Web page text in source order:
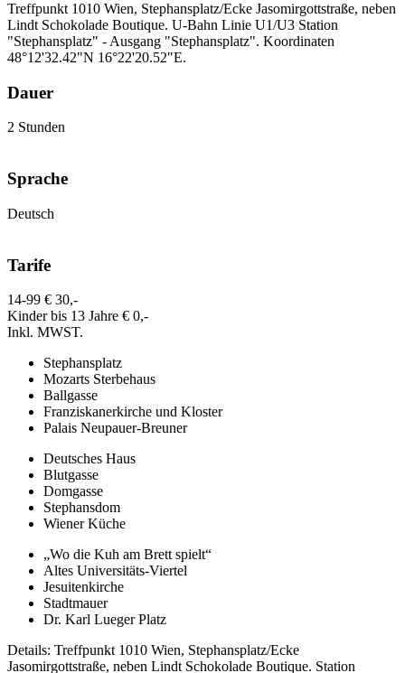
Treffpunkt 1010 Wien, Stephansplatz/Ecke Jasomirgottstraße, neben
Lindt Schokolade Boutique. U-Bahn Linie U1/U3 Station
"Stephansplatz" - Ausgang "Stephansplatz". Koordinaten
48°12'32.42"N 16°22'20.52"E.
Dauer
2 Stunden
Sprache
Deutsch
Tarife
14-99 € 30,-
Kinder bis 13 Jahre € 0,-
Inkl. MWST.
Stephansplatz
Mozarts Sterbehaus
Ballgasse
Franziskanerkirche und Kloster
Palais Neupauer-Breuner
Deutsches Haus
Blutgasse
Domgasse
Stephansdom
Wiener Küche
„Wo die Kuh am Brett spielt“
Altes Universitäts-Viertel
Jesuitenkirche
Stadtmauer
Dr. Karl Lueger Platz
Details: Treffpunkt 1010 Wien, Stephansplatz/Ecke
Jasomirgottstraße, neben Lindt Schokolade Boutique. Station